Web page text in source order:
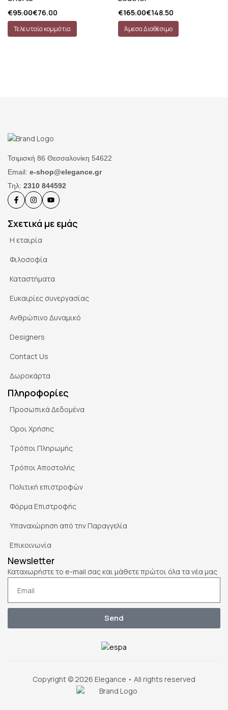
€95.00€76.00
Τελευταία κομμάτια
€165.00€148.50
Άμεσα Διαθέσιμο
Τσιμισκή 86 Θεσσαλονίκη 54622
Email: e-shop@elegance.gr
Τηλ: 2310 844592
Σχετικά με εμάς
Η εταιρία
Φιλοσοφία
Καταστήματα
Ευκαιρίες συνεργασίας
Ανθρώπινο Δυναμικό
Designers
Contact Us
Δωροκάρτα
Πληροφορίες
Προσωπικά Δεδομένα
Όροι Χρήσης
Τρόποι Πληρωμής
Τρόποι Αποστολής
Πολιτική επιστροφών
Φόρμα Επιστροφής
Υπαναχώρηση από την Παραγγελία
Επικοινωνία
Newsletter
Καταχωρήστε το e-mail σας και μάθετε πρώτοι όλα τα νέα μας
Send
Copyright © 2026 Elegance • All rights reserved